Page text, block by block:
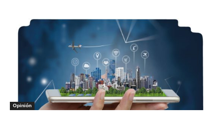
Opinión